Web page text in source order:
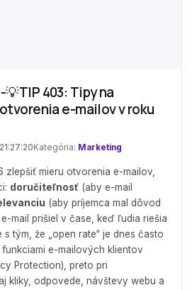
💡TIP 403: Tipy na
e-mailov v roku
Kategória: Marketing
zlepšiť mieru otvorenia e-mailov,
doručiteľnosť (aby e-mail
(aby príjemca mal dôvod
mail prišiel v čase, keď ľudia riešia
tým, že „open rate“ je dnes často
e-mailových klientov
Protection), preto pri
kliky, odpovede, návštevy webu a